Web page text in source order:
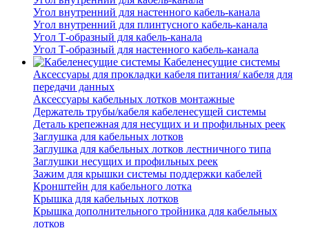
Угол внутренний для настенного кабель-канала
Угол внутренний для плинтусного кабель-канала
Угол Т-образный для кабель-канала
Угол Т-образный для настенного кабель-канала
Кабеленесущие системы
Аксессуары для прокладки кабеля питания/ кабеля для
передачи данных
Аксессуары кабельных лотков монтажные
Держатель трубы/кабеля кабеленесущей системы
Деталь крепежная для несущих и и профильных реек
Заглушка для кабельных лотков
Заглушка для кабельных лотков лестничного типа
Заглушки несущих и профильных реек
Зажим для крышки системы поддержки кабелей
Кронштейн для кабельного лотка
Крышка для кабельных лотков
Крышка дополнительного тройника для кабельных
лотков